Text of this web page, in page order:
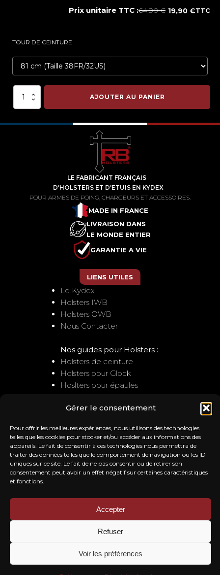
Gérer le consentement
Pour offrir les meilleures expériences, nous utilisons des technologies
telles que les cookies pour stocker et/ou accéder aux informations des
appareils. Le fait de consentir à ces technologies nous permettra de
traiter des données telles que le comportement de navigation ou les ID
uniques sur ce site. Le fait de ne pas consentir ou de retirer son
consentement peut avoir un effet négatif sur certaines caractéristiques
et fonctions.
Accepter
Refuser
Voir les préférences
Prix unitaire TTC :64,90€
Le
était :
19,90 €
Le
est :
TTC
TOUR DE CEINTURE
quantité
Ceinture
AJOUTER AU PANIER
LE FABRICANT FRANÇAIS
D'HOLSTERS ET D'ETUIS EN KYDEX
POUR ARMES DE POING, CHARGEURS ET ACCESSOIRES.
MADE IN FRANCE
LIVRAISON DANS
LE MONDE ENTIER
GARANTIE A VIE
LIENS UTILES
Le Kydex
Holsters IWB
Holsters OWB
Nous Contacter
Nos guides pour Holsters :
Holsters de ceinture
Holsters pour Glock
Hoslters pour épaules
NOUS CONTACTER
Service client
: contact@trb-holsters.com
Notre Atelier
20A la ferme de l'ile
NOS AVIS
Mentions Légales
- Site
réalisé par